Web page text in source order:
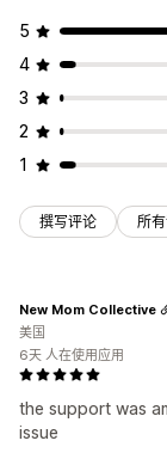
5
4
3
2
1
撰写评论 所
the support was
issue
New Mom Collective
美国
6天 人在使用应用